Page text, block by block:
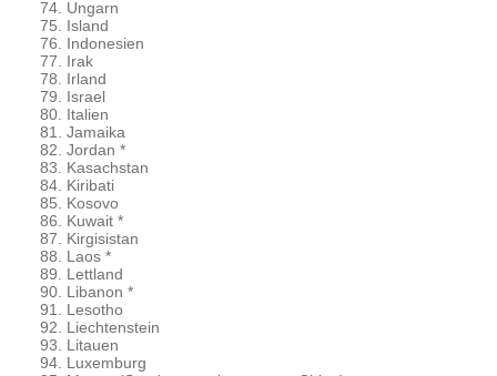
Ungarn
Island
Indonesien
Irak
Irland
Israel
Italien
Jamaika
Jordan *
Kasachstan
Kiribati
Kosovo
Kuwait *
Kirgisistan
Laos *
Lettland
Libanon *
Lesotho
Liechtenstein
Litauen
Luxemburg